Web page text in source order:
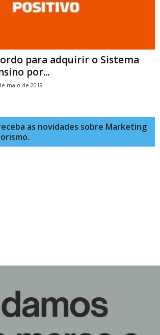
para adquirir o Sistema
por...
maio de 2019
as novidades sobre Marketing